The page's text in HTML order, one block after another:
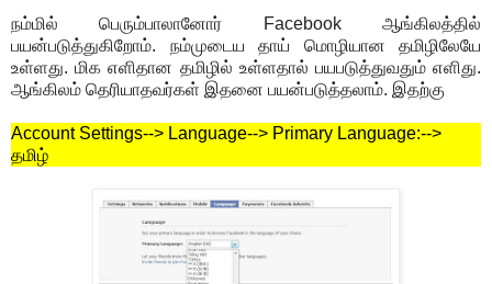
நம்மில் பெரும்பாலானோர் Facebook ஆங்கிலத்தில்
பயன்படுத்துகிறோம். நம்முடைய தாய் மொழியான தமிழிலேயே
உள்ளது. மிக எளிதான தமிழில் உள்ளதால் பயபடுத்துவதும் எளிது.
ஆங்கிலம் தெரியாதவர்கள் இதனை பயன்படுத்தலாம். இதற்கு
Account Settings--> Language--> Primary Language:-->
தமிழ்